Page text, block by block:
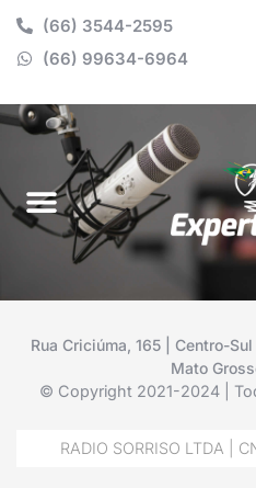
(66) 3544-2595
(66) 99634-6964
Rua Criciúma, 165 | Centro-
Mato
© Copyright 2021-2024 |
RADIO SORRISO LTDA |